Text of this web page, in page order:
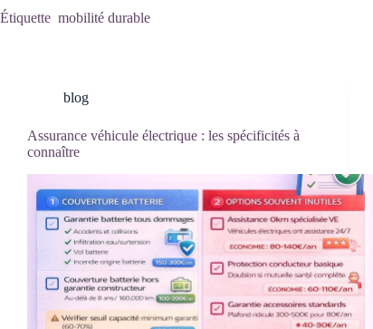
Étiquette mobilité durable
blog
Assurance véhicule électrique : les spécificités à
connaître